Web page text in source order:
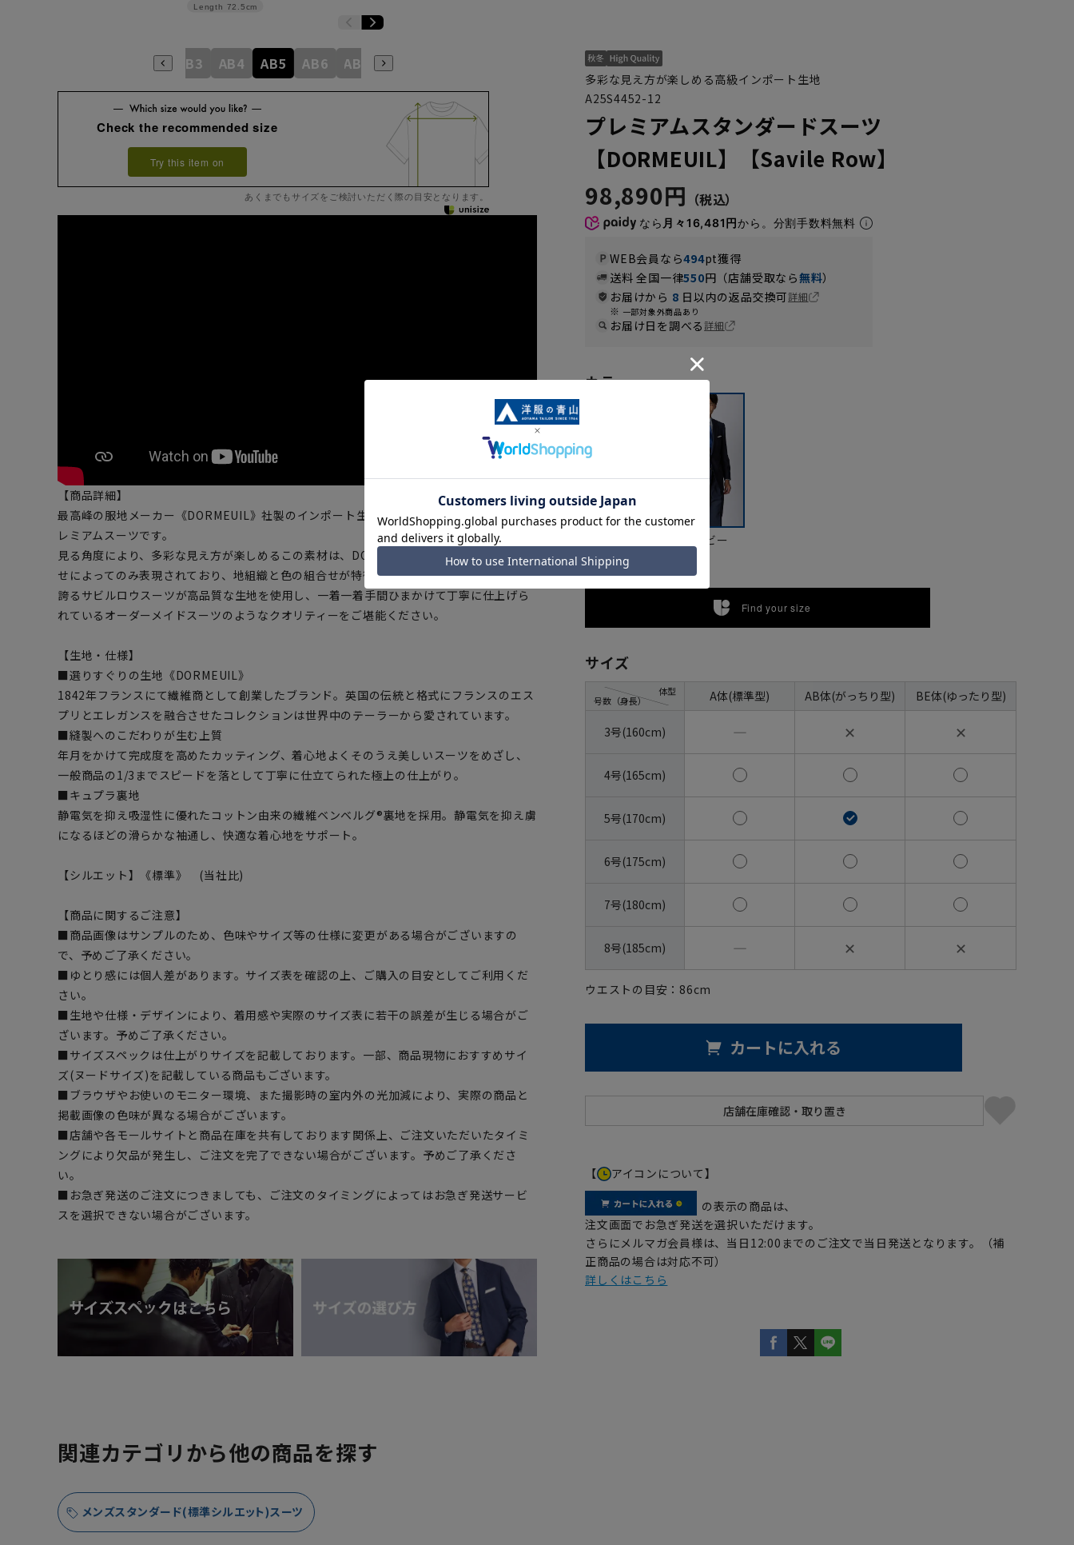
Length 72.5cm
A8 AB3 AB4 AB5 AB6 AB7 AB8 BE7 BE8
Check the recommended size
Try this item on
あくまでもサイズをご検討いただく際の目安となります。
【商品詳細】
最高峰の服地メーカー《DORMEUIL》社製のインポート生地を採用したトップクラスのプ
レミアムスーツです。
見る角度により、多彩な見え方が楽しめるこの素材は、DORMEUIL社の独特な色糸の組合
せによってのみ表現されており、地組織と色の組合せが特徴的です。100万着の販売実績を
誇るサビルロウスーツが高品質な生地を使用し、一着一着手間ひまかけて丁寧に仕上げら
れているオーダーメイドスーツのようなクオリティーをご堪能ください。
【生地・仕様】
■選りすぐりの生地《DORMEUIL》
1842年フランスにて繊維商として創業したブランド。英国の伝統と格式にフランスのエス
プリとエレガンスを融合させたコレクションは世界中のテーラーから愛されています。
■縫製へのこだわりが生む上質
年月をかけて完成度を高めたカッティング、着心地よくそのうえ美しいスーツをめざし、
一般商品の1/3までスピードを落として丁寧に仕立てられた極上の仕上がり。
■キュプラ裏地
静電気を抑え吸湿性に優れたコットン由来の繊維ベンベルグ®裏地を採用。静電気を抑え虜
になるほどの滑らかな袖通し、快適な着心地をサポート。
【シルエット】《標準》 (当社比)
【商品に関するご注意】
■商品画像はサンプルのため、色味やサイズ等の仕様に変更がある場合がございますの
で、予めご了承ください。
■ゆとり感には個人差があります。サイズ表を確認の上、ご購入の目安としてご利用くだ
さい。
■生地や仕様・デザインにより、着用感や実際のサイズ表に若干の誤差が生じる場合がご
ざいます。予めご了承ください。
■サイズスペックは仕上がりサイズを記載しております。一部、商品現物におすすめサイ
ズ(ヌードサイズ)を記載している商品もございます。
■ブラウザやお使いのモニター環境、また撮影時の室内外の光加減により、実際の商品と
掲載画像の色味が異なる場合がございます。
■店舗や各モールサイトと商品在庫を共有しております関係上、ご注文いただいたタイミ
ングにより欠品が発生し、ご注文を完了できない場合がございます。予めご了承くださ
い。
■お急ぎ発送のご注文につきましても、ご注文のタイミングによってはお急ぎ発送サービ
スを選択できない場合がございます。
多彩な見え方が楽しめる高級インポート生地
A25S4452-12
プレミアムスタンダードスーツ
【DORMEUIL】【Savile Row】
98,890円
なら 月々16,481円から。分割手数料無料
WEB会員なら494pt獲得
送料 全国一律550円（店舗受取なら無料）
お届けから 8 日以内の返品交換可詳細
一部対象外商品あり
お届け日を調べる詳細
カラー
ネイビー
Find your size
サイズ
号数（身長）
体型 A体(標準型) AB体(がっちり型) BE体(ゆったり型)
3号(160cm) ― ✕ ✕
4号(165cm)
5号(170cm)
6号(175cm)
7号(180cm)
8号(185cm) ― ✕ ✕
ウエストの目安： 86cm
カートに入れる
【 アイコンについて】
の表示の商品は、
注文画面でお急ぎ発送を選択いただけます。
さらにメルマガ会員様は、当日12:00までのご注文で当日発送となります。（補
正商品の場合は対応不可）
詳しくはこちら
関連カテゴリから他の商品を探す
メンズスタンダード(標準シルエット)スーツ